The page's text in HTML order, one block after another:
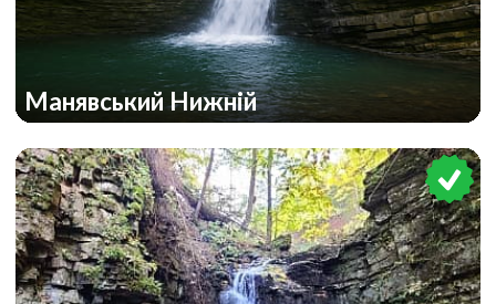
Манявський Нижній